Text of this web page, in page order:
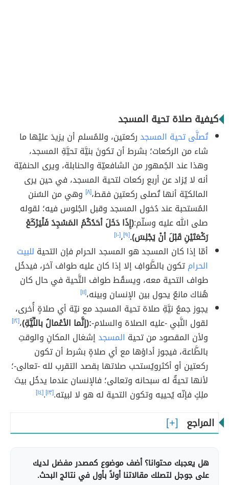
كيفية صلاة تحية المسجد
تُصلَّى تحية المسجدركعتين، وللمُسلم أن يزيدَ عليْها ما
شاء من الركعات؛ بشرط أن تكونَ بنيَّة تحيَّةِ المسجد،
وهذا عند الجُمهور من الشافعيّة والحنابلة، ويرى الحنفيّة
أنه لا يُزاد عن أربع ركعات لتحية المسجد، في حين يرى
المالكيّة أنها تُصلى ركعتين فقط،[٨] وهي من السُنن
المُستحبة عند دُخول المسجد وقبل الجُلوس فيه؛ لقوله
صلى الله عليه وسلّم:(إِذَا دَخَلَ أحَدُكُمُ المَسْجِدَ فَلْيَرْكَعْ
رَكْعَتَيْنِ قَبْلَ أنْ يَجْلِسَ).[٩] ،[١٠]
أمّا إذا كان المسجد هو المسجد الحرام فإن التحية للبيت
الحرامتكون بالطَّوافِ إلا إذا كان عليه طواف آخر، فيدخُل
طواف التحية معه، ويسقُط طواف التَّحية في حال كان
هُناك مانعٌ يحول بين الإنسان وبينه،[١١]
يجوز جمعُ نيَّةِ صلاة تحية المسجد مع نيّة أي صلاةٍ أُخرى،
لقول النَّبي -عليه الصلاة والسلام-:(إنَّما الأعْمالُ بالنِّيَّةِ)،[١٢]
ولأن المقصود من تحية المسجدإشغال المكانِ والوقتِ
بالطَّاعة، فيجوز أداؤها مع أي صلاةٍ بشرط أن تكون
ركعتين أو أكثرويُستحب صلاتها بقصد التقرب لله -تعالى-؛
لأنها تحيةٌ له سبحانه وتعالى؛ فالإنسان عندما يدخُل بيتَ
ملِكٍ فإنّه يُحييه وتكون التحية له هو لا لبيته.[١٣] .[١٤]
المراجع
هل يعجبك محتوانا؟ أضف موضوع كمصدر مفضل لديك
على جوجل لتصلك مقالاتنا أولاً بأول في نتائج البحث.